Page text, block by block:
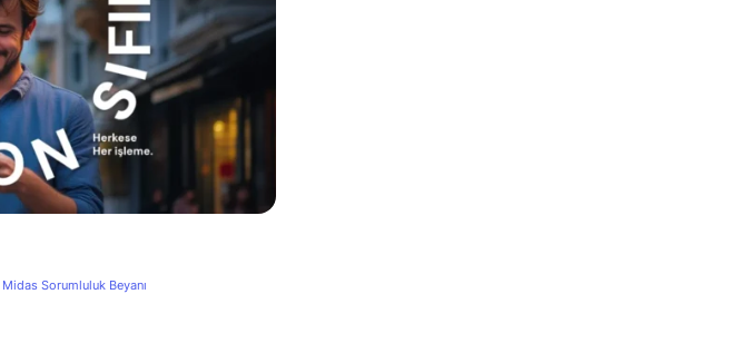
Midas Sorumluluk Beyanı